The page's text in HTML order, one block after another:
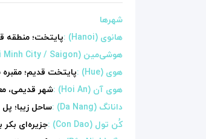
شهرها
هانوی (Hanoi) :
پایتخت؛ منطقه
هوشی‌مین (Ho Chi Minh City / Saigon) :
هوی (Hue) :
پایتخت قدیم؛
هوی آن (Hoi An) :
شهر قدیمی،
دانانگ (Da Nang) :
ساحل زیبا؛
کُن تول (Con Dao) :
جزیره‌ای